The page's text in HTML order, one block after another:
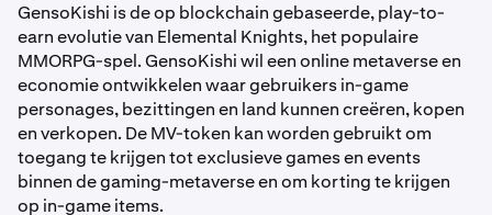
GensoKishi is de op blockchain gebaseerde, play-to-
earn evolutie van Elemental Knights, het populaire
MMORPG-spel. GensoKishi wil een online metaverse en
economie ontwikkelen waar gebruikers in-game
personages, bezittingen en land kunnen creëren, kopen
en verkopen. De MV-token kan worden gebruikt om
toegang te krijgen tot exclusieve games en events
binnen de gaming-metaverse en om korting te krijgen
op in-game items.